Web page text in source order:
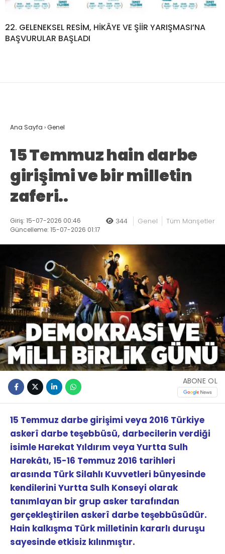
22. GELENEKSEL RESİM, HİKÂYE VE ŞİİR YARIŞMASI’NA
BAŞVURULAR BAŞLADI
Ana Sayfa ›Genel
15 Temmuz hain darbe
girişimi ve bir milletin
zaferi..
Giriş: 15-07-2026 00:46
Güncelleme: 15-07-2026 01:17
344 Genel Tüm Manşetler
ABONE OL
15 Temmuz darbe girişimi veya 2016 Türkiye
askerî darbe teşebbüsü, darbecilerin verdiği
isimle Harekat Yıldırım veya Yurtta Sulh
Harekâtı, 15-16 Temmuz 2016 tarihleri
arasında Türk Silahlı Kuvvetleri bünyesinde
kendilerini Yurtta Sulh Konseyi olarak
tanımlayan bir grup asker tarafından
gerçekleştirilen askerî darbe teşebbüsüdür.
Hain kalkışma Türk milletinin kararlı duruşu
sayesinde etkisiz kılınmıştır.